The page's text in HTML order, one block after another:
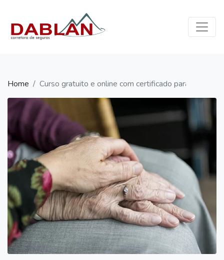
Home
Seguros
Blog
Contato
WhatsApp:
(11)
96335-
0966
contato@dablan.com.br
Home Curso gratuito e online com certificado para